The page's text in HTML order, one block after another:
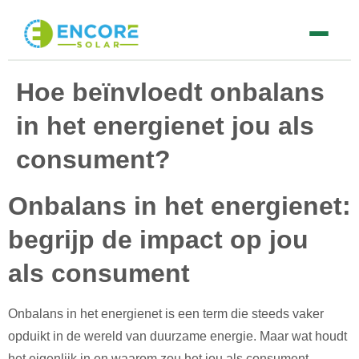
Zonnepanelen
Laadpaal
Contact
085 060 1163
Adviesgesprek aanvragen
Hoe beïnvloedt onbalans
in het energienet jou als
consument?
Onbalans in het energienet:
begrijp de impact op jou
als consument
Onbalans in het energienet is een term die steeds vaker
opduikt in de wereld van duurzame energie. Maar wat houdt